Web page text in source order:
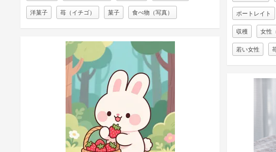
洋菓子 苺（イチゴ） 菓子 食べ物（写真） ポートレイト
収穫 女性
若い女性